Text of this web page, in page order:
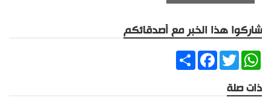
شاركوا هذا الخبر مع أصدقائكم
ShareFacebookTwitter
WhatsApp
ذات صلة